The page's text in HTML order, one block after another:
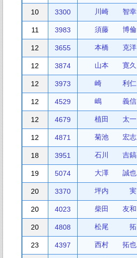
10 3300 川崎 智幸
11 3983 須藤 博倫
12 3655 本橋 克洋
12 3874 山本 寛久
12 3973 崎 利仁
12 4529 嶋 義信
12 4679 植田 太一
12 4871 菊池 宏志
18 3951 石川 吉鎬
19 5074 大澤 誠也
20 3370 坪内 実
20 4023 柴田 友和
20 4808 松尾 拓
23 4397 西村 拓也